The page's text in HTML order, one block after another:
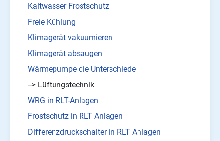
Kaltwasser Frostschutz
Freie Kühlung
Klimagerät vakuumieren
Klimagerät absaugen
Wärmepumpe die Unterschiede
--> Lüftungstechnik
WRG in RLT-Anlagen
Frostschutz in RLT Anlagen
Differenzdruckschalter in RLT Anlagen